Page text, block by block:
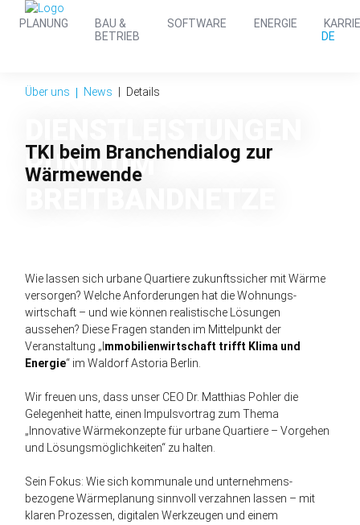
DE
PLANUNG
BAU &
BETRIEB
SOFTWARE ENERGIE
RUND UM
Über uns News Details
TKI beim Branchen­dialog zur
Wärme­wende
Wie lassen sich urbane Quartiere zukunfts­sicher mit Wärme
versorgen? Welche Anforderungen hat die Wohnungs­
wirtschaft – und wie können realistische Lösungen
aussehen? Diese Fragen standen im Mittelpunkt der
Veranstaltung „I mmobilien­wirtschaft trifft Klima und
Energie“ im Waldorf Astoria Berlin.
Wir freuen uns, dass unser CEO Dr. Matthias Pohler die
Gelegen­heit hatte, einen Impulsvortrag zum Thema
„Innovative Wärme­konzepte für urbane Quartiere – Vorgehen
und Lösungs­möglichkeiten“ zu halten.
Sein Fokus: Wie sich kommunale und unternehmens­
bezogene Wärme­planung sinnvoll verzahnen lassen – mit
klaren Prozessen, digitalen Werkzeugen und einem